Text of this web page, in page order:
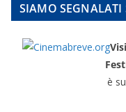
SIAMO SEGNALATI
è